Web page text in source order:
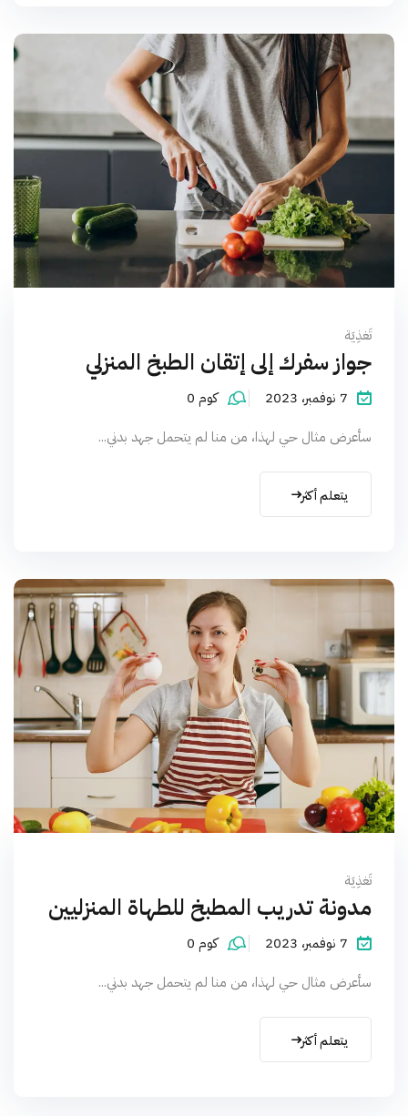
تَغذِيَة
جواز سفرك إلى إتقان الطبخ المنزلي
7 نوفمبر، 2023
كوم 0
سأعرض مثال حي لهذا، من منا لم يتحمل جهد بدني...
يتعلم أكثر
تَغذِيَة
مدونة تدريب المطبخ للطهاة المنزليين
7 نوفمبر، 2023
كوم 0
سأعرض مثال حي لهذا، من منا لم يتحمل جهد بدني...
يتعلم أكثر